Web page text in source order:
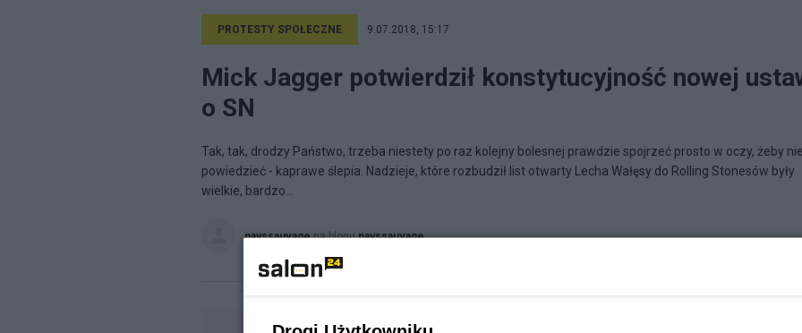
PROTESTY SPOŁECZNE 9.07.2018, 15:17
Mick Jagger potwierdził konstytucyjność nowej
o SN
Tak, tak, drodzy Państwo, trzeba niestety po raz kolejny bolesnej prawdzie spojrzeć prosto w oczy, żeby
powiedzieć - kaprawe ślepia. Nadzieje, które rozbudził list otwarty Lecha Wałęsy do Rolling Stonesów były
wielkie, bardzo...
payssauvage na blogupayssauvage